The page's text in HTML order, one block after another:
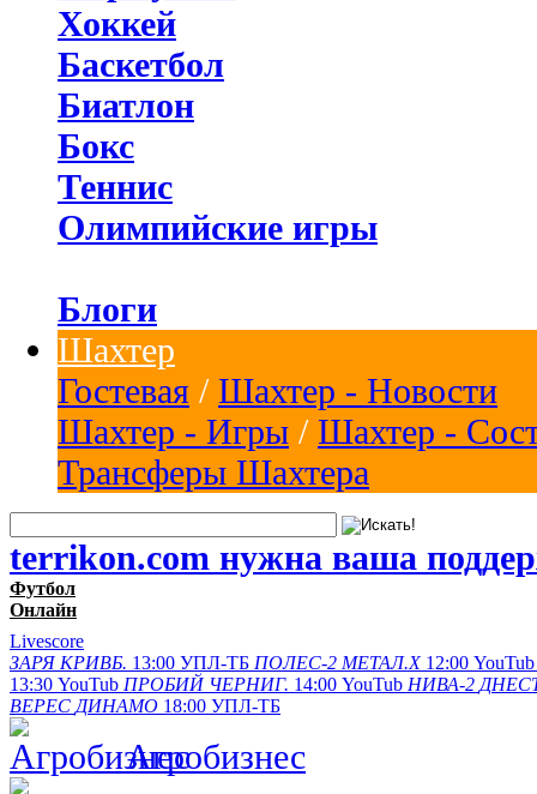
Хоккей
Баскетбол
Биатлон
Бокс
Теннис
Олимпийские игры
Блоги
Шахтер
Гостевая / Шахтер - Новости
Шахтер - Игры / Шахтер -
Трансферы Шахтера
terrikon.com нужна ваша
Футбол
Онлайн
Livescore
ЗАРЯ КРИВБ. 13:00 УПЛ-ТБ ПОЛЕС-2 МЕТАЛ.Х 12:00 YouTub
13:30 YouTub ПРОБИЙ ЧЕРНИГ. 14:00 YouTub НИВА-2
ВЕРЕС ДИНАМО 18:00 УПЛ-ТБ
Агробизнес